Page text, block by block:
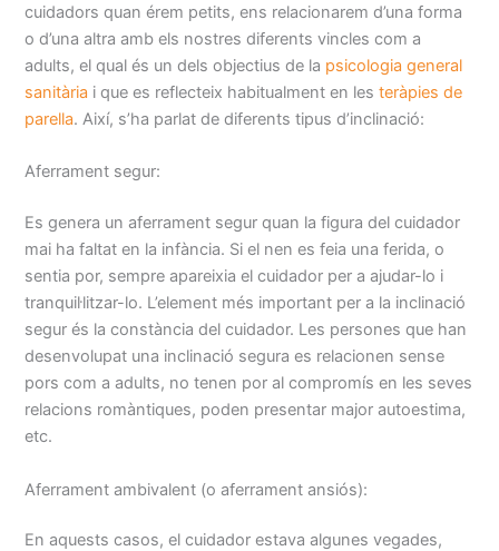
cuidadors quan érem petits, ens relacionarem d’una forma
o d’una altra amb els nostres diferents vincles com a
adults, el qual és un dels objectius de la psicologia general
sanitària i que es reflecteix habitualment en lesteràpies de
parella. Així, s’ha parlat de diferents tipus d’inclinació:
Aferrament segur:
Es genera un aferrament segur quan la figura del cuidador
mai ha faltat en la infància. Si el nen es feia una ferida, o
sentia por, sempre apareixia el cuidador per a ajudar-lo i
tranquil·litzar-lo. L’element més important per a la inclinació
segur és la constància del cuidador. Les persones que han
desenvolupat una inclinació segura es relacionen sense
pors com a adults, no tenen por al compromís en les seves
relacions romàntiques, poden presentar major autoestima,
etc.
Aferrament ambivalent (o aferrament ansiós):
En aquests casos, el cuidador estava algunes vegades,